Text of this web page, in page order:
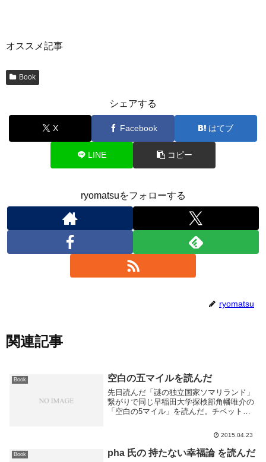
オススメ記事
Book
シェアする
X Facebook はてブ
LINE コピー
ryomatsuをフォローする
ryomatsu
関連記事
Book 空白の五マイルを読んだ
先日読んだ「謎の独立国家ソマリランド」
繋がりで同じ早稲田大学探検部角幡唯介の
「空白の5マイル」を読んだ。チベット奥
Kindle 版もある。集英社の第八回開高健ノ
ンフィ...
2015.04.23
Book pha 氏の 持たない幸福論 を読んだ